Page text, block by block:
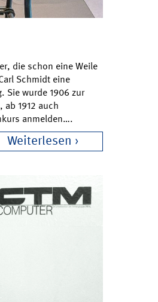
die schon eine Weile
Schmidt eine
Sie wurde 1906 zur
ab 1912 auch
anmelden….
Weiterlesen